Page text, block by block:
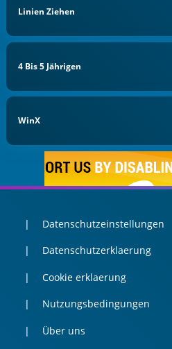
Linien Ziehen
4 Bis 5 Jährigen
WinX
Datenschutzeinstellungen
Datenschutzerklaerung
Cookie erklaerung
Nutzungsbedingungen
Über uns